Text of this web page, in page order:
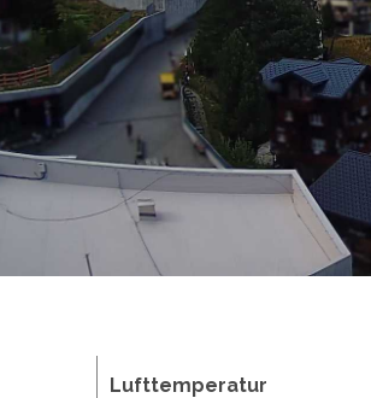
Lufttemperatur